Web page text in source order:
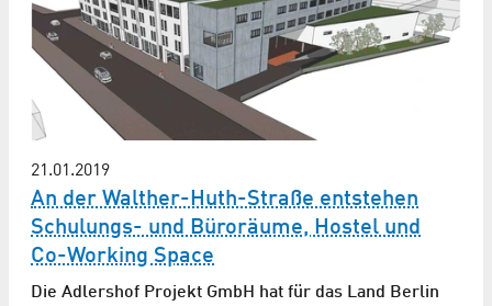
21.01.2019
An der Walther-Huth-Straße entstehen
Schulungs- und Büroräume, Hostel und
Co-Working Space
Die Adlershof Projekt GmbH hat für das Land Berlin